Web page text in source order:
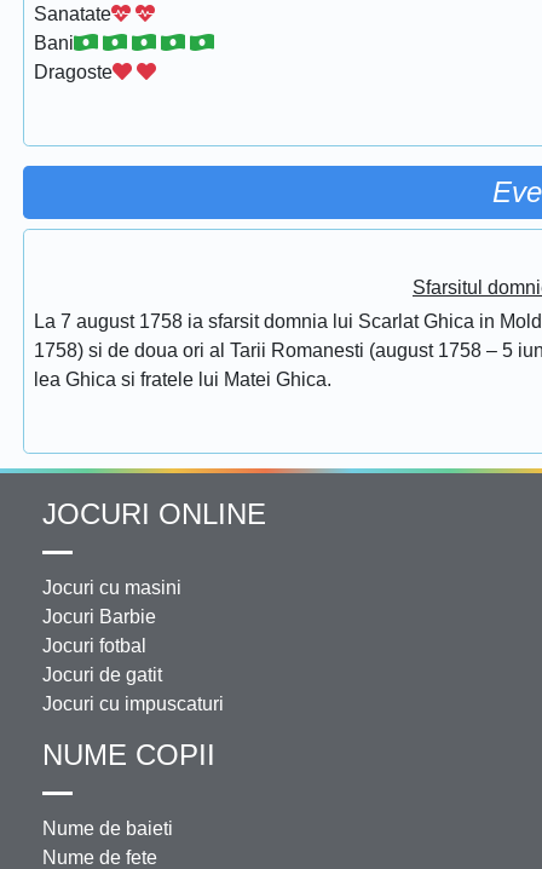
Sanatate
Bani
Dragoste
Sfarsitul
La 7 august 1758 ia sfarsit domnia lui Scarlat Ghica in
1758) si de doua ori al Tarii Romanesti (august 1758 – 5
lea Ghica si fratele lui Matei Ghica.
JOCURI ONLINE
Jocuri cu masini
Jocuri Barbie
Jocuri fotbal
Jocuri de gatit
Jocuri cu impuscaturi
NUME COPII
Nume de baieti
Nume de fete